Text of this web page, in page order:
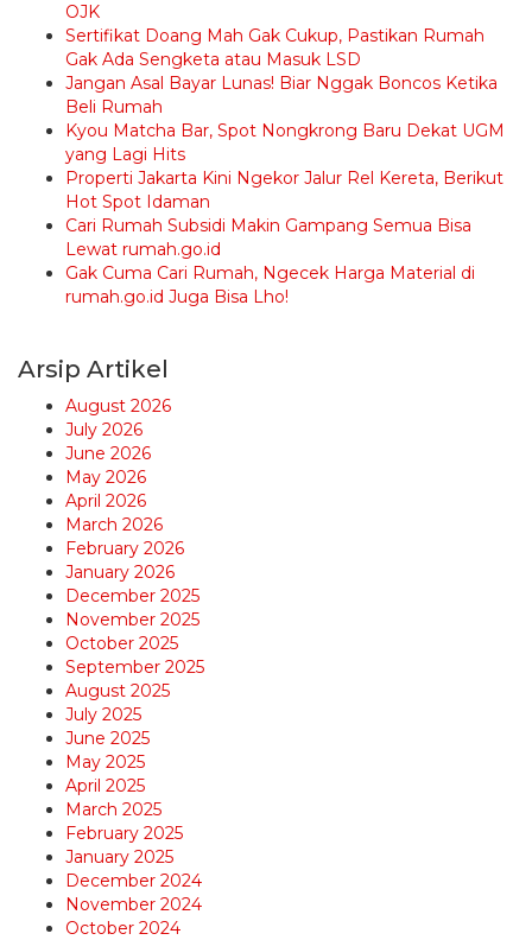
OJK
Sertifikat Doang Mah Gak Cukup, Pastikan Rumah
Gak Ada Sengketa atau Masuk LSD
Jangan Asal Bayar Lunas! Biar Nggak Boncos Ketika
Beli Rumah
Kyou Matcha Bar, Spot Nongkrong Baru Dekat UGM
yang Lagi Hits
Properti Jakarta Kini Ngekor Jalur Rel Kereta, Berikut
Hot Spot Idaman
Cari Rumah Subsidi Makin Gampang Semua Bisa
Lewat rumah.go.id
Gak Cuma Cari Rumah, Ngecek Harga Material di
rumah.go.id Juga Bisa Lho!
Arsip Artikel
August 2026
July 2026
June 2026
May 2026
April 2026
March 2026
February 2026
January 2026
December 2025
November 2025
October 2025
September 2025
August 2025
July 2025
June 2025
May 2025
April 2025
March 2025
February 2025
January 2025
December 2024
November 2024
October 2024